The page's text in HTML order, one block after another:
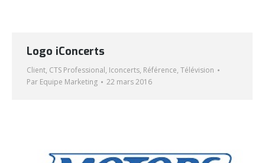
Logo iConcerts
Client, CTS Professional, Iconcerts, Référence, Télévision
Par Equipe Marketing 22 mars 2016